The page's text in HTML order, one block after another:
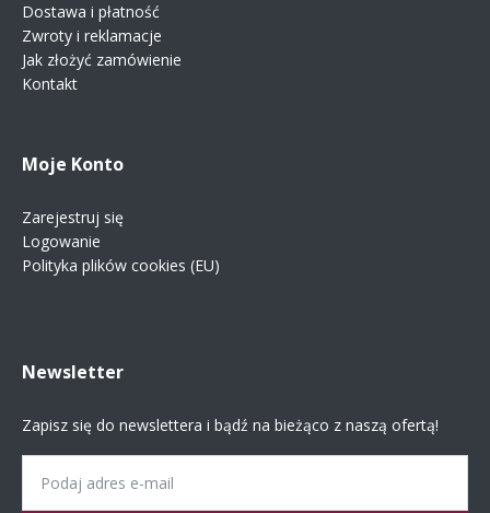
Dostawa i płatność
Zwroty i reklamacje
Jak złożyć zamówienie
Kontakt
Moje Konto
Zarejestruj się
Logowanie
Polityka plików cookies (EU)
Newsletter
Zapisz się do newslettera i bądź na bieżąco z naszą ofertą!